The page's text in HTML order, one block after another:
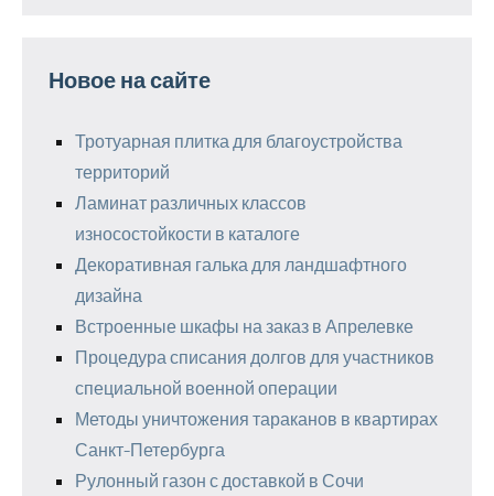
Новое на сайте
Тротуарная плитка для благоустройства
территорий
Ламинат различных классов
износостойкости в каталоге
Декоративная галька для ландшафтного
дизайна
Встроенные шкафы на заказ в Апрелевке
Процедура списания долгов для участников
специальной военной операции
Методы уничтожения тараканов в квартирах
Санкт-Петербурга
Рулонный газон с доставкой в Сочи